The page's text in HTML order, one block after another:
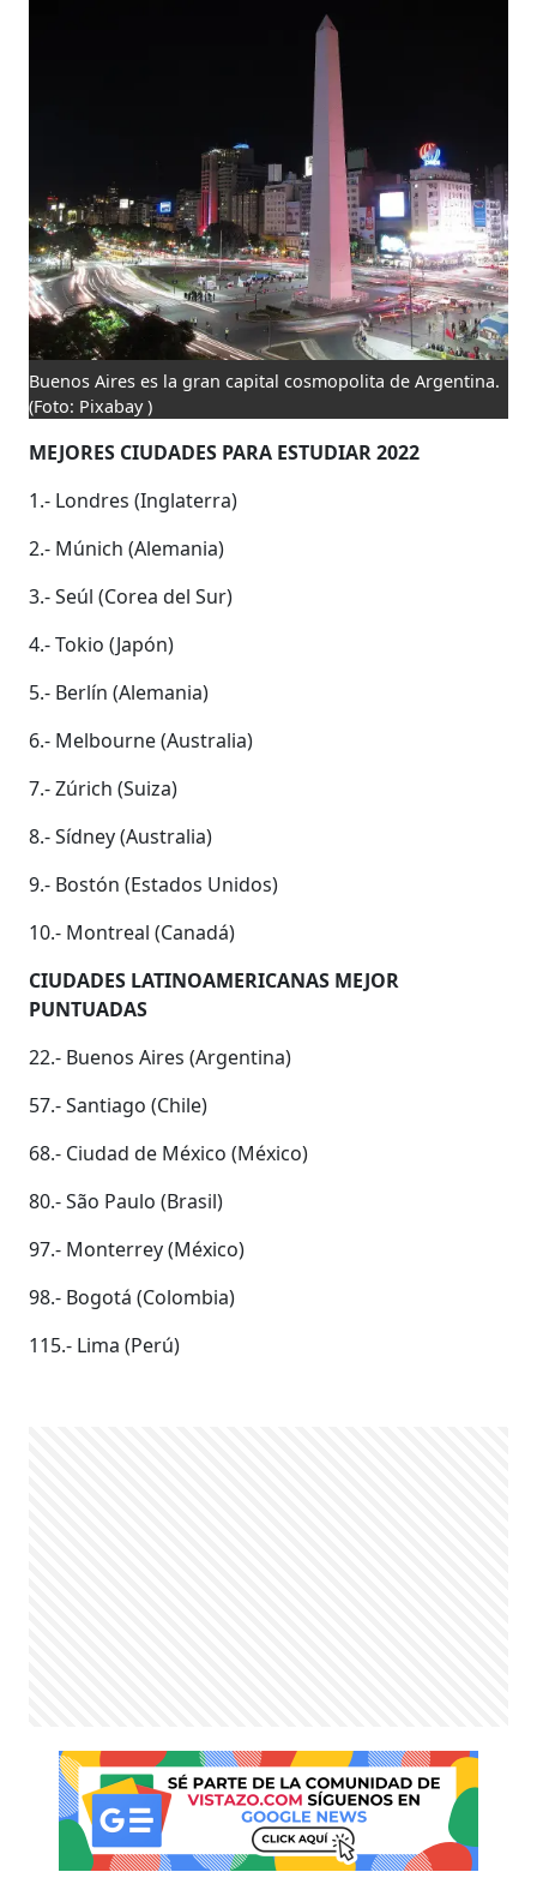
Buenos Aires es la gran capital cosmopolita de Argentina.
(Foto: Pixabay )
MEJORES CIUDADES PARA ESTUDIAR 2022
1.- Londres (Inglaterra)
2.- Múnich (Alemania)
3.- Seúl (Corea del Sur)
4.- Tokio (Japón)
5.- Berlín (Alemania)
6.- Melbourne (Australia)
7.- Zúrich (Suiza)
8.- Sídney (Australia)
9.- Bostón (Estados Unidos)
10.- Montreal (Canadá)
CIUDADES LATINOAMERICANAS MEJOR
PUNTUADAS
22.- Buenos Aires (Argentina)
57.- Santiago (Chile)
68.- Ciudad de México (México)
80.- São Paulo (Brasil)
97.- Monterrey (México)
98.- Bogotá (Colombia)
115.- Lima (Perú)